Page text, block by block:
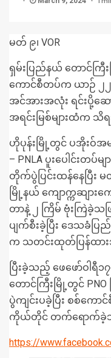
မတ် ၉၊ VOR
ရှမ်းပြည်နယ် တောင်က
ကောင်စီတပ်က ယာဉ် ၂၂
အင်အားအလုံး ရင်းပို့ဆေ
အရင်းမြစ်များထံက သိ
ဟိုပုန်းမြို့တွင် ပအိုးဝ်အ
– PNLA ပူးပေါင်းတပ်
တိုက်ပွဲပြင်းထန်နေပြီး
မြို့နယ် ကျောက္ကဆျာ
တာနဲ့ ၂ ကြိမ် ဗုံးကြဲခဲ့
ပျက်စီးခဲ့ပြီး ဒေသခံပြ
က သတင်းထုတ်ပြန်ထာ
ပြီးခဲ့သည့် ဖေဖော်ဝါရီ
တောင်ကြီးမြို့တွင်
ပွဲကျင်းပခဲ့ပြီး စစ်ကော
ကိုယ်တိုင် တက်ရောက်ခဲ့
https://